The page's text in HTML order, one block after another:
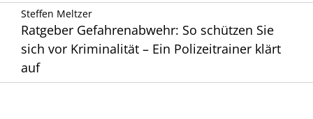
Steffen Meltzer
Ratgeber Gefahrenabwehr: So schützen Sie
sich vor Kriminalität – Ein Polizeitrainer klärt
auf